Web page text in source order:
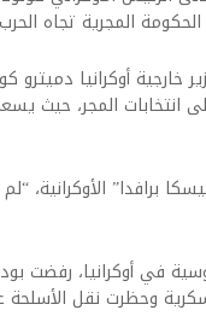
المجرية تجاه
خارجية أوكرانيا
انتخابات المجر، حيث
برافدا” الأوكرانية،
في أوكرانيا، رفضت
وحظرت نقل الأسلحة